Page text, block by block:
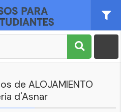
de ALOJAMIENTO
d'Asnar